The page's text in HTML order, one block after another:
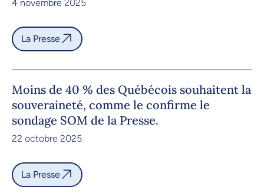
4 novembre 2025
La Presse
Moins de 40 % des Québécois souhaitent la
souveraineté, comme le confirme le
sondage SOM de la Presse.
22 octobre 2025
La Presse